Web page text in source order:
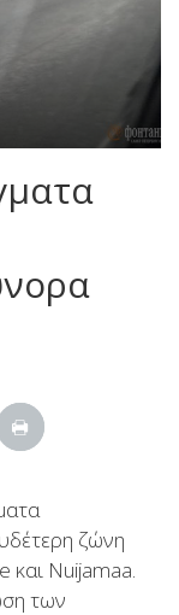
ζώνη
και Nuijamaa.
των